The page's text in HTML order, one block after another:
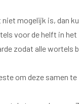
mogelijk is, dan
voor de helft in het
zodat alle wortels
om deze samen te